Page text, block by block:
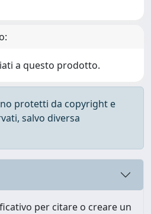
a questo prodotto.
protetti da copyright e
salvo diversa
per citare o creare un